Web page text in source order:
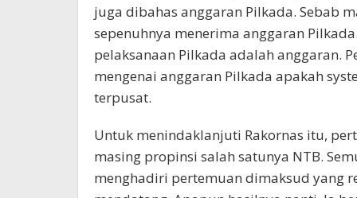
juga dibahas anggaran Pilkada. Sebab
sepenuhnya menerima anggaran
pelaksanaan Pilkada adalah anggaran.
mengenai anggaran Pilkada apakah
terpusat.
Untuk menindaklanjuti Rakornas itu,
masing propinsi salah satunya NTB.
menghadiri pertemuan dimaksud yang